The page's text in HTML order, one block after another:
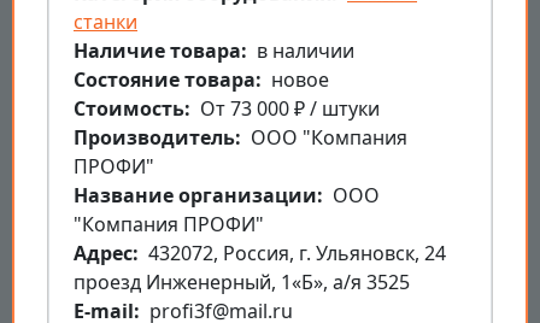
станки
Наличие товара
в наличии
Состояние товара
новое
Стоимость
От 73 000 ₽ / штуки
Производитель
ООО "Компания
ПРОФИ"
Название организации
ООО
"Компания ПРОФИ"
Aдрес 432072, Россия, г. Ульяновск, 24
проезд Инженерный, 1«Б», а/я 3525
E-mail
profi3f@mail.ru